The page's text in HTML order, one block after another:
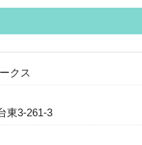
クス
東3-261-3